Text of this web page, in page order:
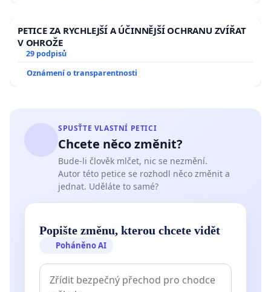
PETICE ZA RYCHLEJŠÍ A ÚČINNĚJŠÍ OCHRANU ZVÍŘAT
V OHROŽE
29 podpisů
Oznámení o transparentnosti
SPUSŤTE VLASTNÍ PETICI
Chcete něco změnit?
Bude-li člověk mlčet, nic se nezmění.
Autor této petice se rozhodl něco změnit a
jednat. Uděláte to samé?
Popište změnu, kterou chcete vidět
Poháněno AI